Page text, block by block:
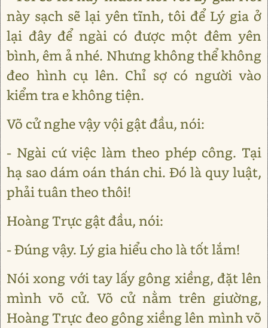
này sạch sẽ lại yên tĩnh, tôi để Lý gia ở
lại đây để ngài có được một đêm yên
bình, êm ả nhé. Nhưng không thể không
đeo hình cụ lên. Chỉ sợ có người vào
kiểm tra e không tiện.
Võ cử nghe vậy vội gật đầu, nói:
- Ngài cứ việc làm theo phép công. Tại
hạ sao dám oán thán chi. Đó là quy luật,
phải tuân theo thôi!
Hoàng Trực gật đầu, nói:
- Đúng vậy. Lý gia hiểu cho là tốt lắm!
Nói xong với tay lấy gông xiềng, đặt lên
mình võ cử. Võ cử nằm trên giường,
Hoàng Trực đeo gông xiềng lên mình võ